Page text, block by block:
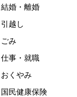
結婚・離婚
引越し
ごみ
仕事・就職
おくやみ
国民健康保険